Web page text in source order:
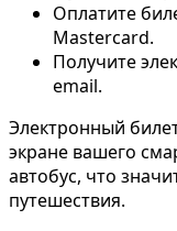
Оплатите
Mastercard.
Получите
email.
Электронный
экране вашего
автобус, что
путешествия.